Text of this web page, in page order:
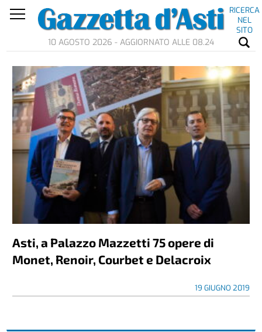
RICERCA
NEL
SITO
10 AGOSTO 2026 - AGGIORNATO ALLE 08.24
Asti, a Palazzo Mazzetti 75 opere di
Monet, Renoir, Courbet e Delacroix
19 GIUGNO 2019